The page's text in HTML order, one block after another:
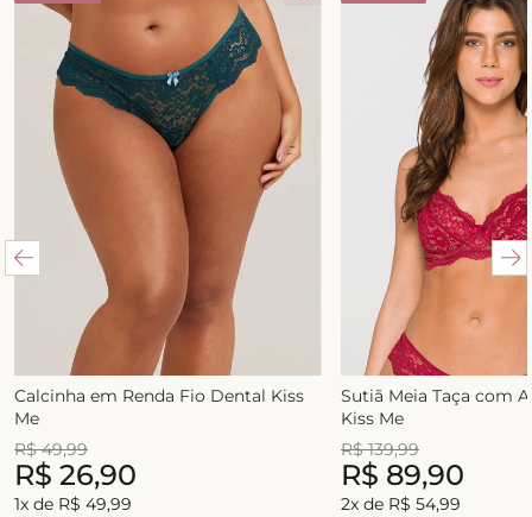
Calcinha em Renda Fio Dental Kiss
Me
R$ 49,99
R$ 26,90
1x de R$ 49,99
Sutiã Meia Taça com
Kiss Me
R$ 139,99
R$ 89,90
2x de R$ 54,99